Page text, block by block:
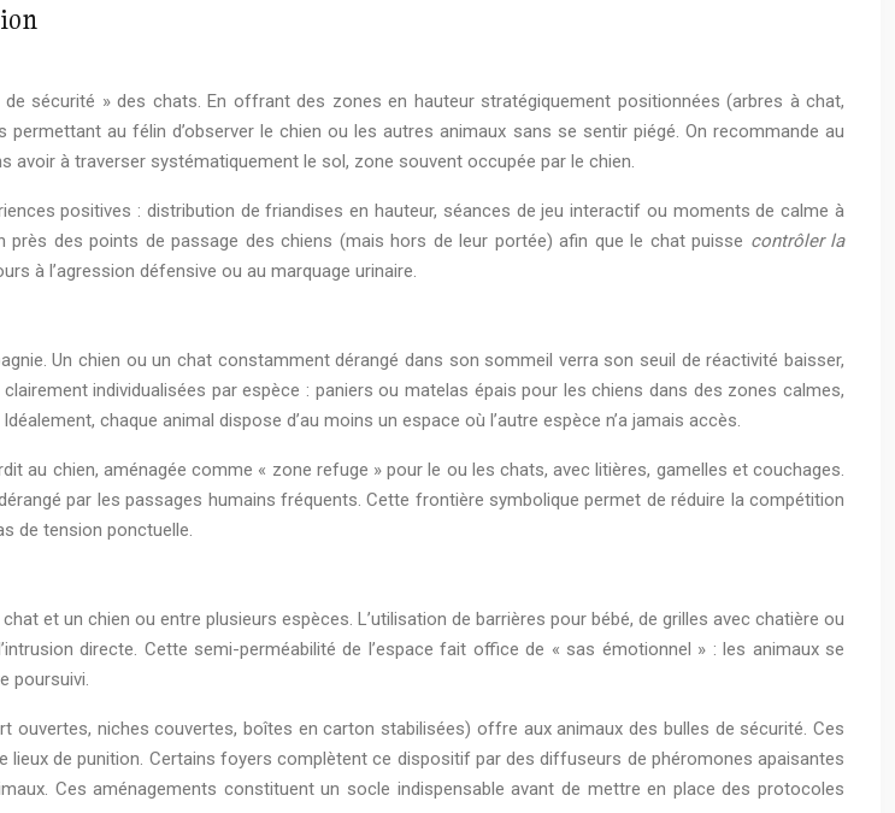
sécurité » des chats. En offrant des zones en hauteur stratégiquement positionnées (arbres à chat,
au félin d’observer le chien ou les autres animaux sans se sentir piégé. On recommande au
avoir à traverser systématiquement le sol, zone souvent occupée par le chien.
positives : distribution de friandises en hauteur, séances de jeu interactif ou moments de calme à
près des points de passage des chiens (mais hors de leur portée) afin que le chat puisse contrôler la
à l’agression défensive ou au marquage urinaire.
Un chien ou un chat constamment dérangé dans son sommeil verra son seuil de réactivité baisser,
individualisées par espèce : paniers ou matelas épais pour les chiens dans des zones calmes,
chaque animal dispose d’au moins un espace où l’autre espèce n’a jamais accès.
au chien, aménagée comme « zone refuge » pour le ou les chats, avec litières, gamelles et couchages.
par les passages humains fréquents. Cette frontière symbolique permet de réduire la compétition
de tension ponctuelle.
et un chien ou entre plusieurs espèces. L’utilisation de barrières pour bébé, de grilles avec chatière ou
directe. Cette semi-perméabilité de l’espace fait office de « sas émotionnel » : les animaux se
poursuivi.
niches couvertes, boîtes en carton stabilisées) offre aux animaux des bulles de sécurité. Ces
de punition. Certains foyers complètent ce dispositif par des diffuseurs de phéromones apaisantes
Ces aménagements constituent un socle indispensable avant de mettre en place des protocoles